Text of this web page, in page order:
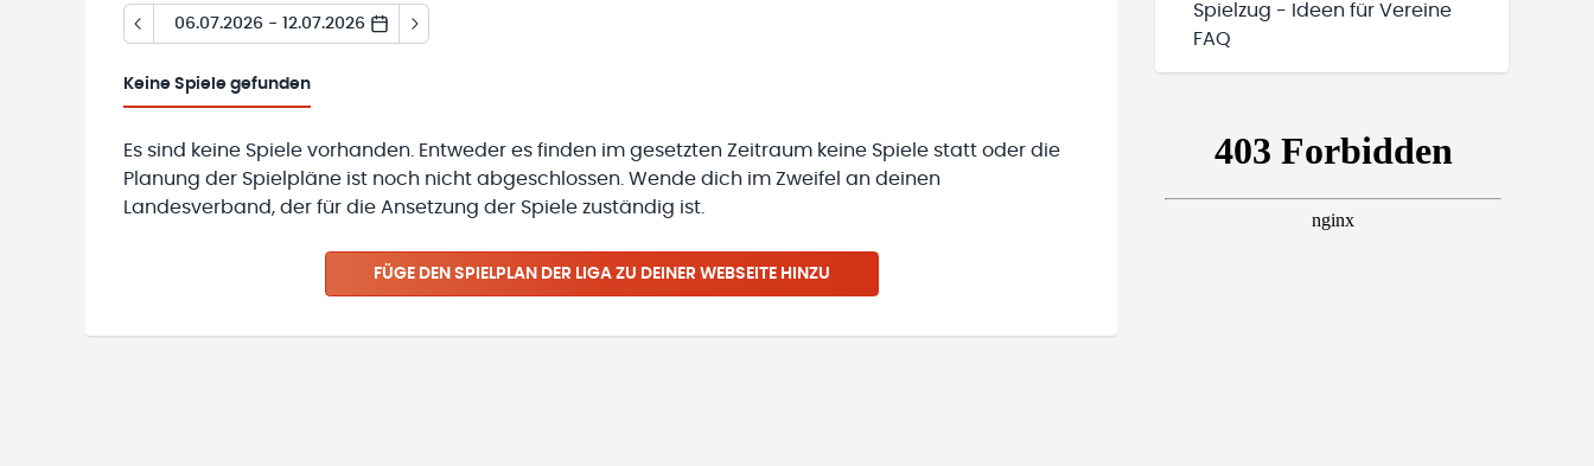
06.07.2026 - 12.07.2026
Keine Spiele gefunden
Es sind keine Spiele vorhanden. Entweder es finden im gesetzten Zeitraum keine Spiele statt oder die
Planung der Spielpläne ist noch nicht abgeschlossen. Wende dich im Zweifel an deinen
Landesverband, der für die Ansetzung der Spiele zuständig ist.
FÜGE DEN SPIELPLAN DER LIGA ZU DEINER WEBSEITE HINZU
Spielzug - Ideen für Vereine
FAQ